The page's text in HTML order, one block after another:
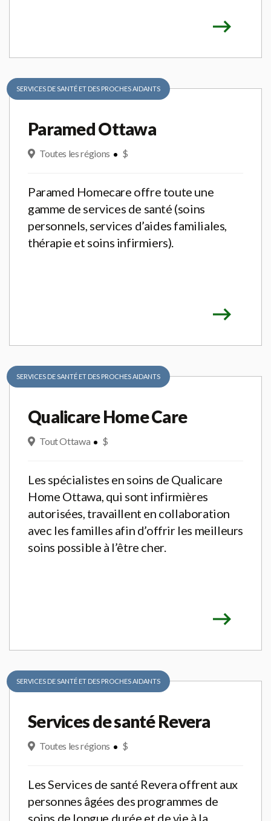
SERVICES DE SANTÉ ET DES PROCHES AIDANTS
Paramed Ottawa
Toutes les régions $
Paramed Homecare offre toute une
gamme de services de santé (soins
personnels, services d’aides familiales,
thérapie et soins infirmiers).
SERVICES DE SANTÉ ET DES PROCHES AIDANTS
Qualicare Home Care
Tout Ottawa $
Les spécialistes en soins de Qualicare
Home Ottawa, qui sont infirmières
autorisées, travaillent en collaboration
avec les familles afin d’offrir les meilleurs
soins possible à l’être cher.
SERVICES DE SANTÉ ET DES PROCHES AIDANTS
Services de santé Revera
Toutes les régions $
Les Services de santé Revera offrent aux
personnes âgées des programmes de
soins de longue durée et de vie à la